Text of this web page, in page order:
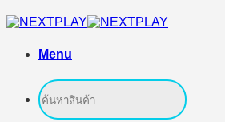
Menu
Search
for: